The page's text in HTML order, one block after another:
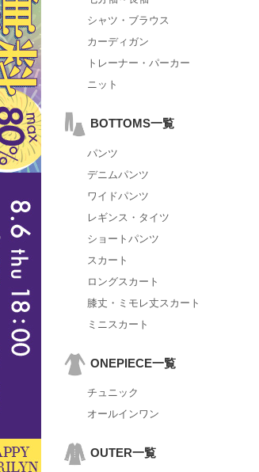
シャツ・ブラウス
カーディガン
トレーナー・パーカー
ニット
BOTTOMS一覧
パンツ
デニムパンツ
ワイドパンツ
レギンス・タイツ
ショートパンツ
スカート
ロングスカート
膝丈・ミモレ丈スカート
ミニスカート
ONEPIECE一覧
チュニック
オールインワン
OUTER一覧